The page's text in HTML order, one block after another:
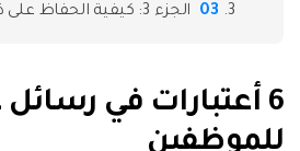
الجزء 3: كيفية الحفاظ على ذاكرة مكان العمل؟
6 أعتبارات في